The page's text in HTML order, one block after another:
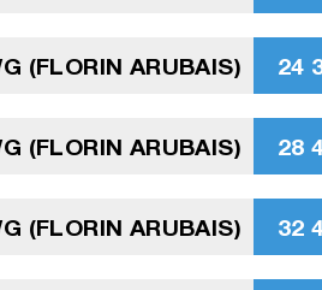
(FLORIN ARUBAIS) 24
(FLORIN ARUBAIS) 28
(FLORIN ARUBAIS) 32